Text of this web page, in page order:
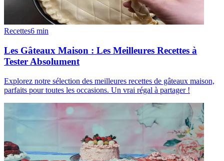
Recettes6 min
Les Gâteaux Maison : Les Meilleures Recettes à
Tester Absolument
Explorez notre sélection des meilleures recettes de gâteaux maison,
parfaits pour toutes les occasions. Un vrai régal à partager !